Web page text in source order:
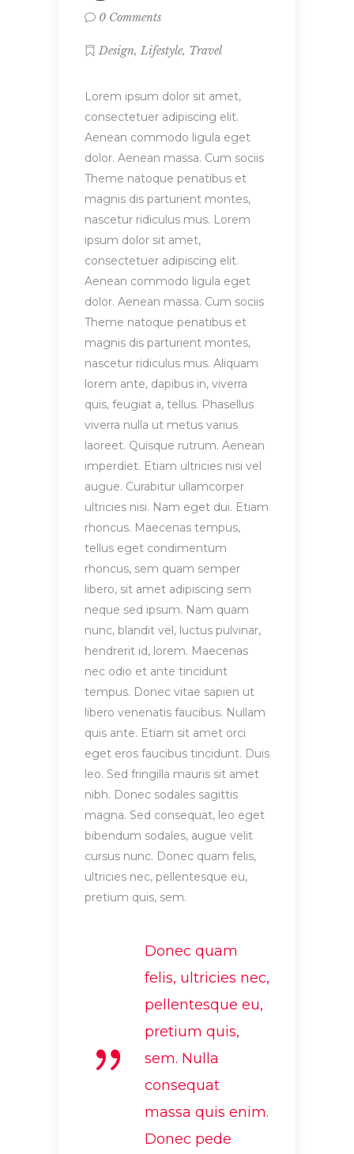
0 Comments
Design,Lifestyle, Travel
Lorem ipsum dolor sit amet,
consectetuer adipiscing elit.
Aenean commodo ligula eget
dolor. Aenean massa. Cum sociis
Theme natoque penatibus et
magnis dis parturient montes,
nascetur ridiculus mus. Lorem
ipsum dolor sit amet,
consectetuer adipiscing elit.
Aenean commodo ligula eget
dolor. Aenean massa. Cum sociis
Theme natoque penatibus et
magnis dis parturient montes,
nascetur ridiculus mus. Aliquam
lorem ante, dapibus in, viverra
quis, feugiat a, tellus. Phasellus
viverra nulla ut metus varius
laoreet. Quisque rutrum. Aenean
imperdiet. Etiam ultricies nisi vel
augue. Curabitur ullamcorper
ultricies nisi. Nam eget dui. Etiam
rhoncus. Maecenas tempus,
tellus eget condimentum
rhoncus, sem quam semper
libero, sit amet adipiscing sem
neque sed ipsum. Nam quam
nunc, blandit vel, luctus pulvinar,
hendrerit id, lorem. Maecenas
nec odio et ante tincidunt
tempus. Donec vitae sapien ut
libero venenatis faucibus. Nullam
quis ante. Etiam sit amet orci
eget eros faucibus tincidunt. Duis
leo. Sed fringilla mauris sit amet
nibh. Donec sodales sagittis
magna. Sed consequat, leo eget
bibendum sodales, augue velit
cursus nunc. Donec quam felis,
ultricies nec, pellentesque eu,
pretium quis, sem.
Donec quam
felis, ultricies nec,
pellentesque eu,
pretium quis,
sem. Nulla
consequat
massa quis enim.
Donec pede